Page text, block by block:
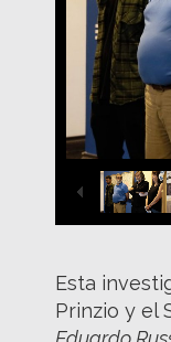
Esta
Prinzio y el